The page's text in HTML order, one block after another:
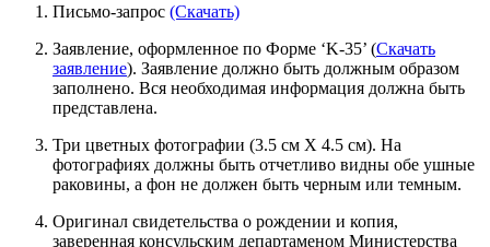
Письмо-запрос (Скачать)
Заявление, оформленное по Форме ‘K-35’ (Скачать
заявление). Заявление должно быть должным образом
заполнено. Вся необходимая информация должна быть
представлена.
Три цветных фотографии (3.5 см X 4.5 см). На
фотографиях должны быть отчетливо видны обе ушные
раковины, а фон не должен быть черным или темным.
Оригинал свидетельства о рождении и копия,
заверенная консульским департаменом Министерства